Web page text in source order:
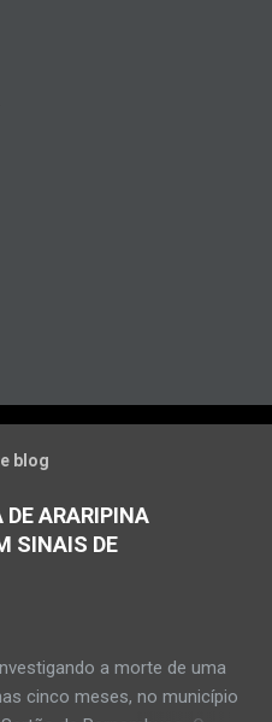
blog
DE ARARIPINA
SINAIS DE
a morte de uma
cinco meses, no município